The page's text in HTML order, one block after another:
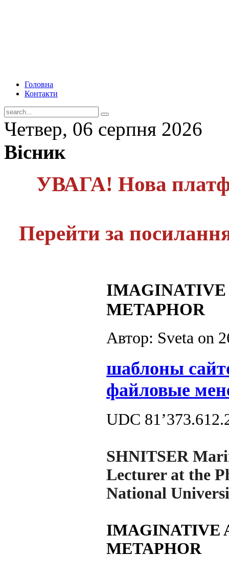
Головна
Контакти
Четвер, 06 серпня 2026
Вісник
УВАГА! Нова
Перейти за
IMAGINATIVE
METAPHOR
Автор: Sveta on
шаблоны
файловые
UDC
SHNITSER
Lecturer at the
National
IMAGINATIVE
METAPHOR